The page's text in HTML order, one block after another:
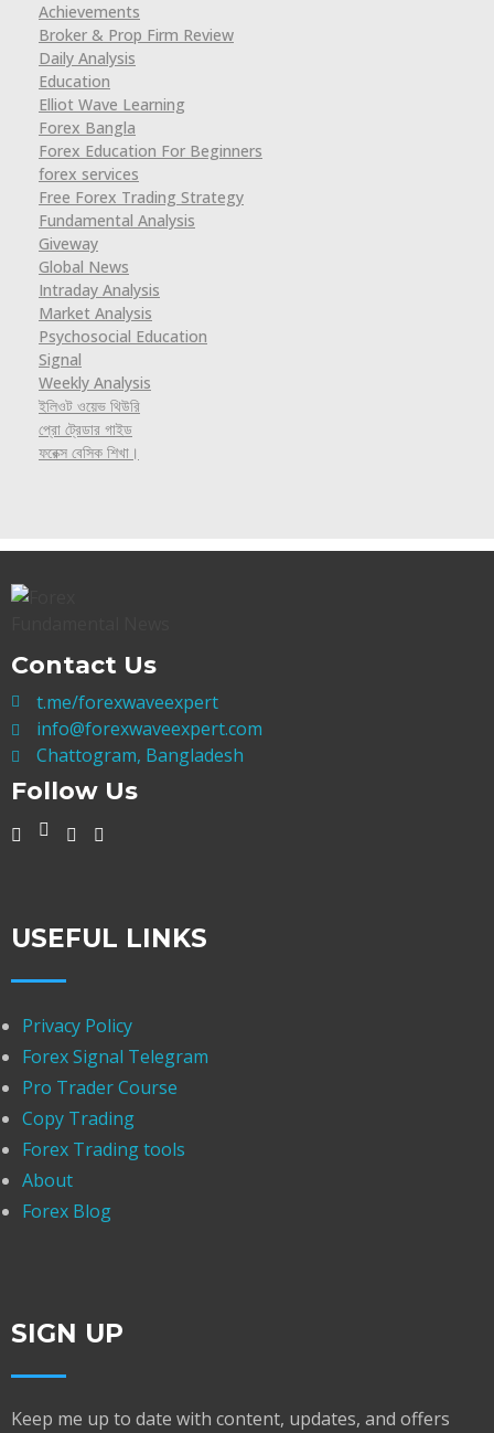
Achievements
Broker & Prop Firm Review
Daily Analysis
Education
Elliot Wave Learning
Forex Bangla
Forex Education For Beginners
forex services
Free Forex Trading Strategy
Fundamental Analysis
Giveway
Global News
Intraday Analysis
Market Analysis
Psychosocial Education
Signal
Weekly Analysis
ইলিওট ওয়েভ থিউরি
প্রো ট্রেডার গাইড
ফরেক্স বেসিক শিখা।
Contact Us
t.me/forexwaveexpert
info@forexwaveexpert.com
Chattogram, Bangladesh
Follow Us
USEFUL LINKS
Privacy Policy
Forex Signal Telegram
Pro Trader Course
Copy Trading
Forex Trading tools
About
Forex Blog
SIGN UP
Keep me up to date with content, updates, and offers